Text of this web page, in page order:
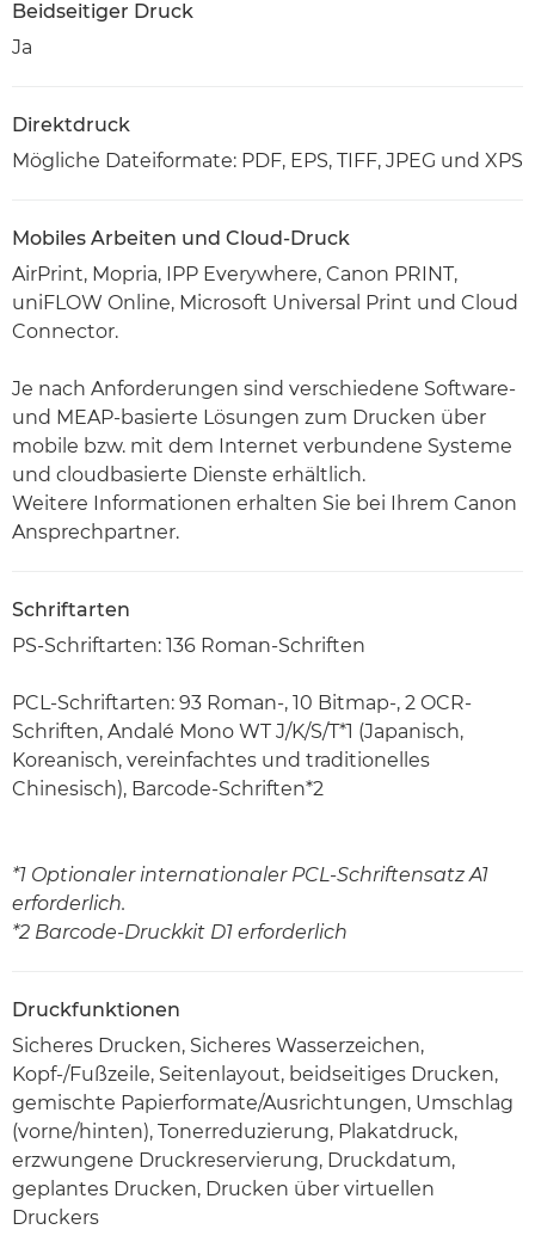
Beidseitiger Druck
Ja
Direktdruck
Mögliche Dateiformate: PDF, EPS, TIFF, JPEG und XPS
Mobiles Arbeiten und Cloud-Druck
AirPrint, Mopria, IPP Everywhere, Canon PRINT,
uniFLOW Online, Microsoft Universal Print und Cloud
Connector.
Je nach Anforderungen sind verschiedene Software-
und MEAP-basierte Lösungen zum Drucken über
mobile bzw. mit dem Internet verbundene Systeme
und cloudbasierte Dienste erhältlich.
Weitere Informationen erhalten Sie bei Ihrem Canon
Ansprechpartner.
Schriftarten
PS-Schriftarten: 136 Roman-Schriften
PCL-Schriftarten: 93 Roman-, 10 Bitmap-, 2 OCR-
Schriften, Andalé Mono WT J/K/S/T*1 (Japanisch,
Koreanisch, vereinfachtes und traditionelles
Chinesisch), Barcode-Schriften*2
*1 Optionaler internationaler PCL-Schriftensatz A1
erforderlich.
*2 Barcode-Druckkit D1 erforderlich
Druckfunktionen
Sicheres Drucken, Sicheres Wasserzeichen,
Kopf-/Fußzeile, Seitenlayout, beidseitiges Drucken,
gemischte Papierformate/Ausrichtungen, Umschlag
(vorne/hinten), Tonerreduzierung, Plakatdruck,
erzwungene Druckreservierung, Druckdatum,
geplantes Drucken, Drucken über virtuellen
Druckers